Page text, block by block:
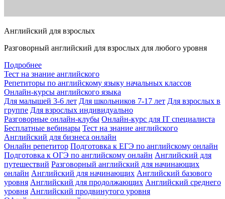
Английский для взрослых
Разговорный английский для взрослых для любого уровня
Подробнее
Тест на знание английского
Репетиторы по английскому языку начальных классов
Онлайн-курсы английского языка
Для малышей 3-6 лет Для школьников 7-17 лет Для взрослых в
группе Для взрослых индивидуально
Разговорные онлайн-клубы Онлайн-курс для IT специалиста
Бесплатные вебинары Тест на знание английского
Английский для бизнеса онлайн
Онлайн репетитор Подготовка к ЕГЭ по английскому онлайн
Подготовка к ОГЭ по английскому онлайн Английский для
путешествий Разговорный английский для начинающих
онлайн Английский для начинающих Английский базового
уровня Английский для продолжающих Английский среднего
уровня Английский продвинутого уровня